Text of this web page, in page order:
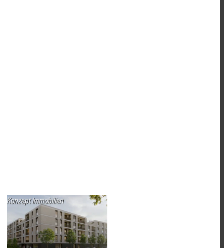
Konzept Immobilien